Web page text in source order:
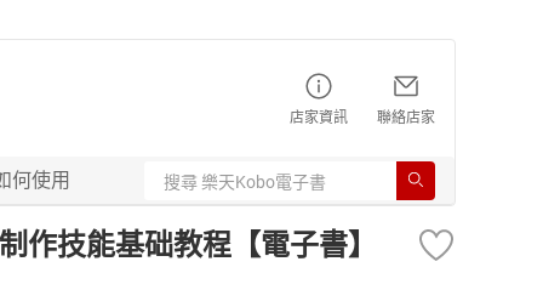
店家資訊 聯絡店家
何使用
作技能基础教程【電子書】